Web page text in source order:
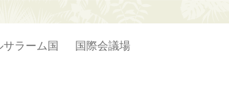
サラーム国 国際会議場